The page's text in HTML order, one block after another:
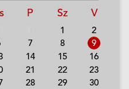
P Sz V
1
2
7 8
9
14 15
16
21 22
23
28 29
30